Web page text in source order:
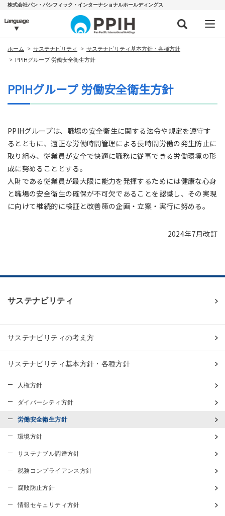
株式会社パン・パシフィック・インターナショナルホールディングス
ホーム サステナビリティ
サステナビリティ基本方針・各種方針
PPIHグループ 労働安全衛生方針
PPIHグループ 労働安全衛生方針
PPIHグループは、職場の安全衛生に関する法令や規定を遵守す
るとともに、適正な労働時間管理による長時間労働の発生防止に
取り組み、従業員が安全で快適に職務に従事できる労働環境の形
成に努めることとする。
人財である従業員が最大限に能力を発揮するためには健康な心身
と職場の安全衛生の確保が不可欠であることを認識し、その実現
に向けて継続的に検証と改善策の企画・立案・実行に努める。
2024年7月改訂
サステナビリティ
サステナビリティの考え方
サステナビリティ基本方針・各種方針
人権方針
ダイバーシティ方針
労働安全衛生方針
環境方針
サステナブル調達方針
税務コンプライアンス方針
腐敗防止方針
情報セキュリティ方針